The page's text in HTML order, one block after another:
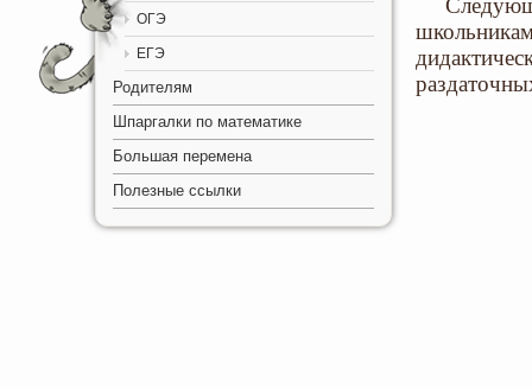
ОГЭ
ЕГЭ
Родителям
Шпаргалки по математике
Большая перемена
Полезные ссылки